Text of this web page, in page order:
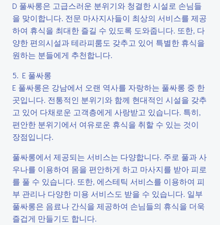
D 풀싸롱은 고급스러운 분위기와 청결한 시설로 손님들
을 맞이합니다. 전문 마사지사들이 최상의 서비스를 제공
하여 휴식을 최대한 즐길 수 있도록 도와줍니다. 또한, 다
양한 편의시설과 테라피룸도 갖추고 있어 특별한 휴식을
원하는 분들에게 추천합니다.
5. E 풀싸롱
E 풀싸롱은 강남에서 오랜 역사를 자랑하는 풀싸롱 중 한
곳입니다. 전통적인 분위기와 함께 현대적인 시설을 갖추
고 있어 다채로운 고객층에게 사랑받고 있습니다. 특히,
편안한 분위기에서 여유로운 휴식을 취할 수 있는 것이
장점입니다.
풀싸롱에서 제공되는 서비스는 다양합니다. 주로 풀과 사
우나를 이용하여 몸을 편안하게 하고 마사지를 받아 피로
를 풀 수 있습니다. 또한, 에스테틱 서비스를 이용하여 피
부 관리나 다양한 미용 서비스도 받을 수 있습니다. 일부
풀싸롱은 음료나 간식을 제공하여 손님들의 휴식을 더욱
즐겁게 만들기도 합니다.